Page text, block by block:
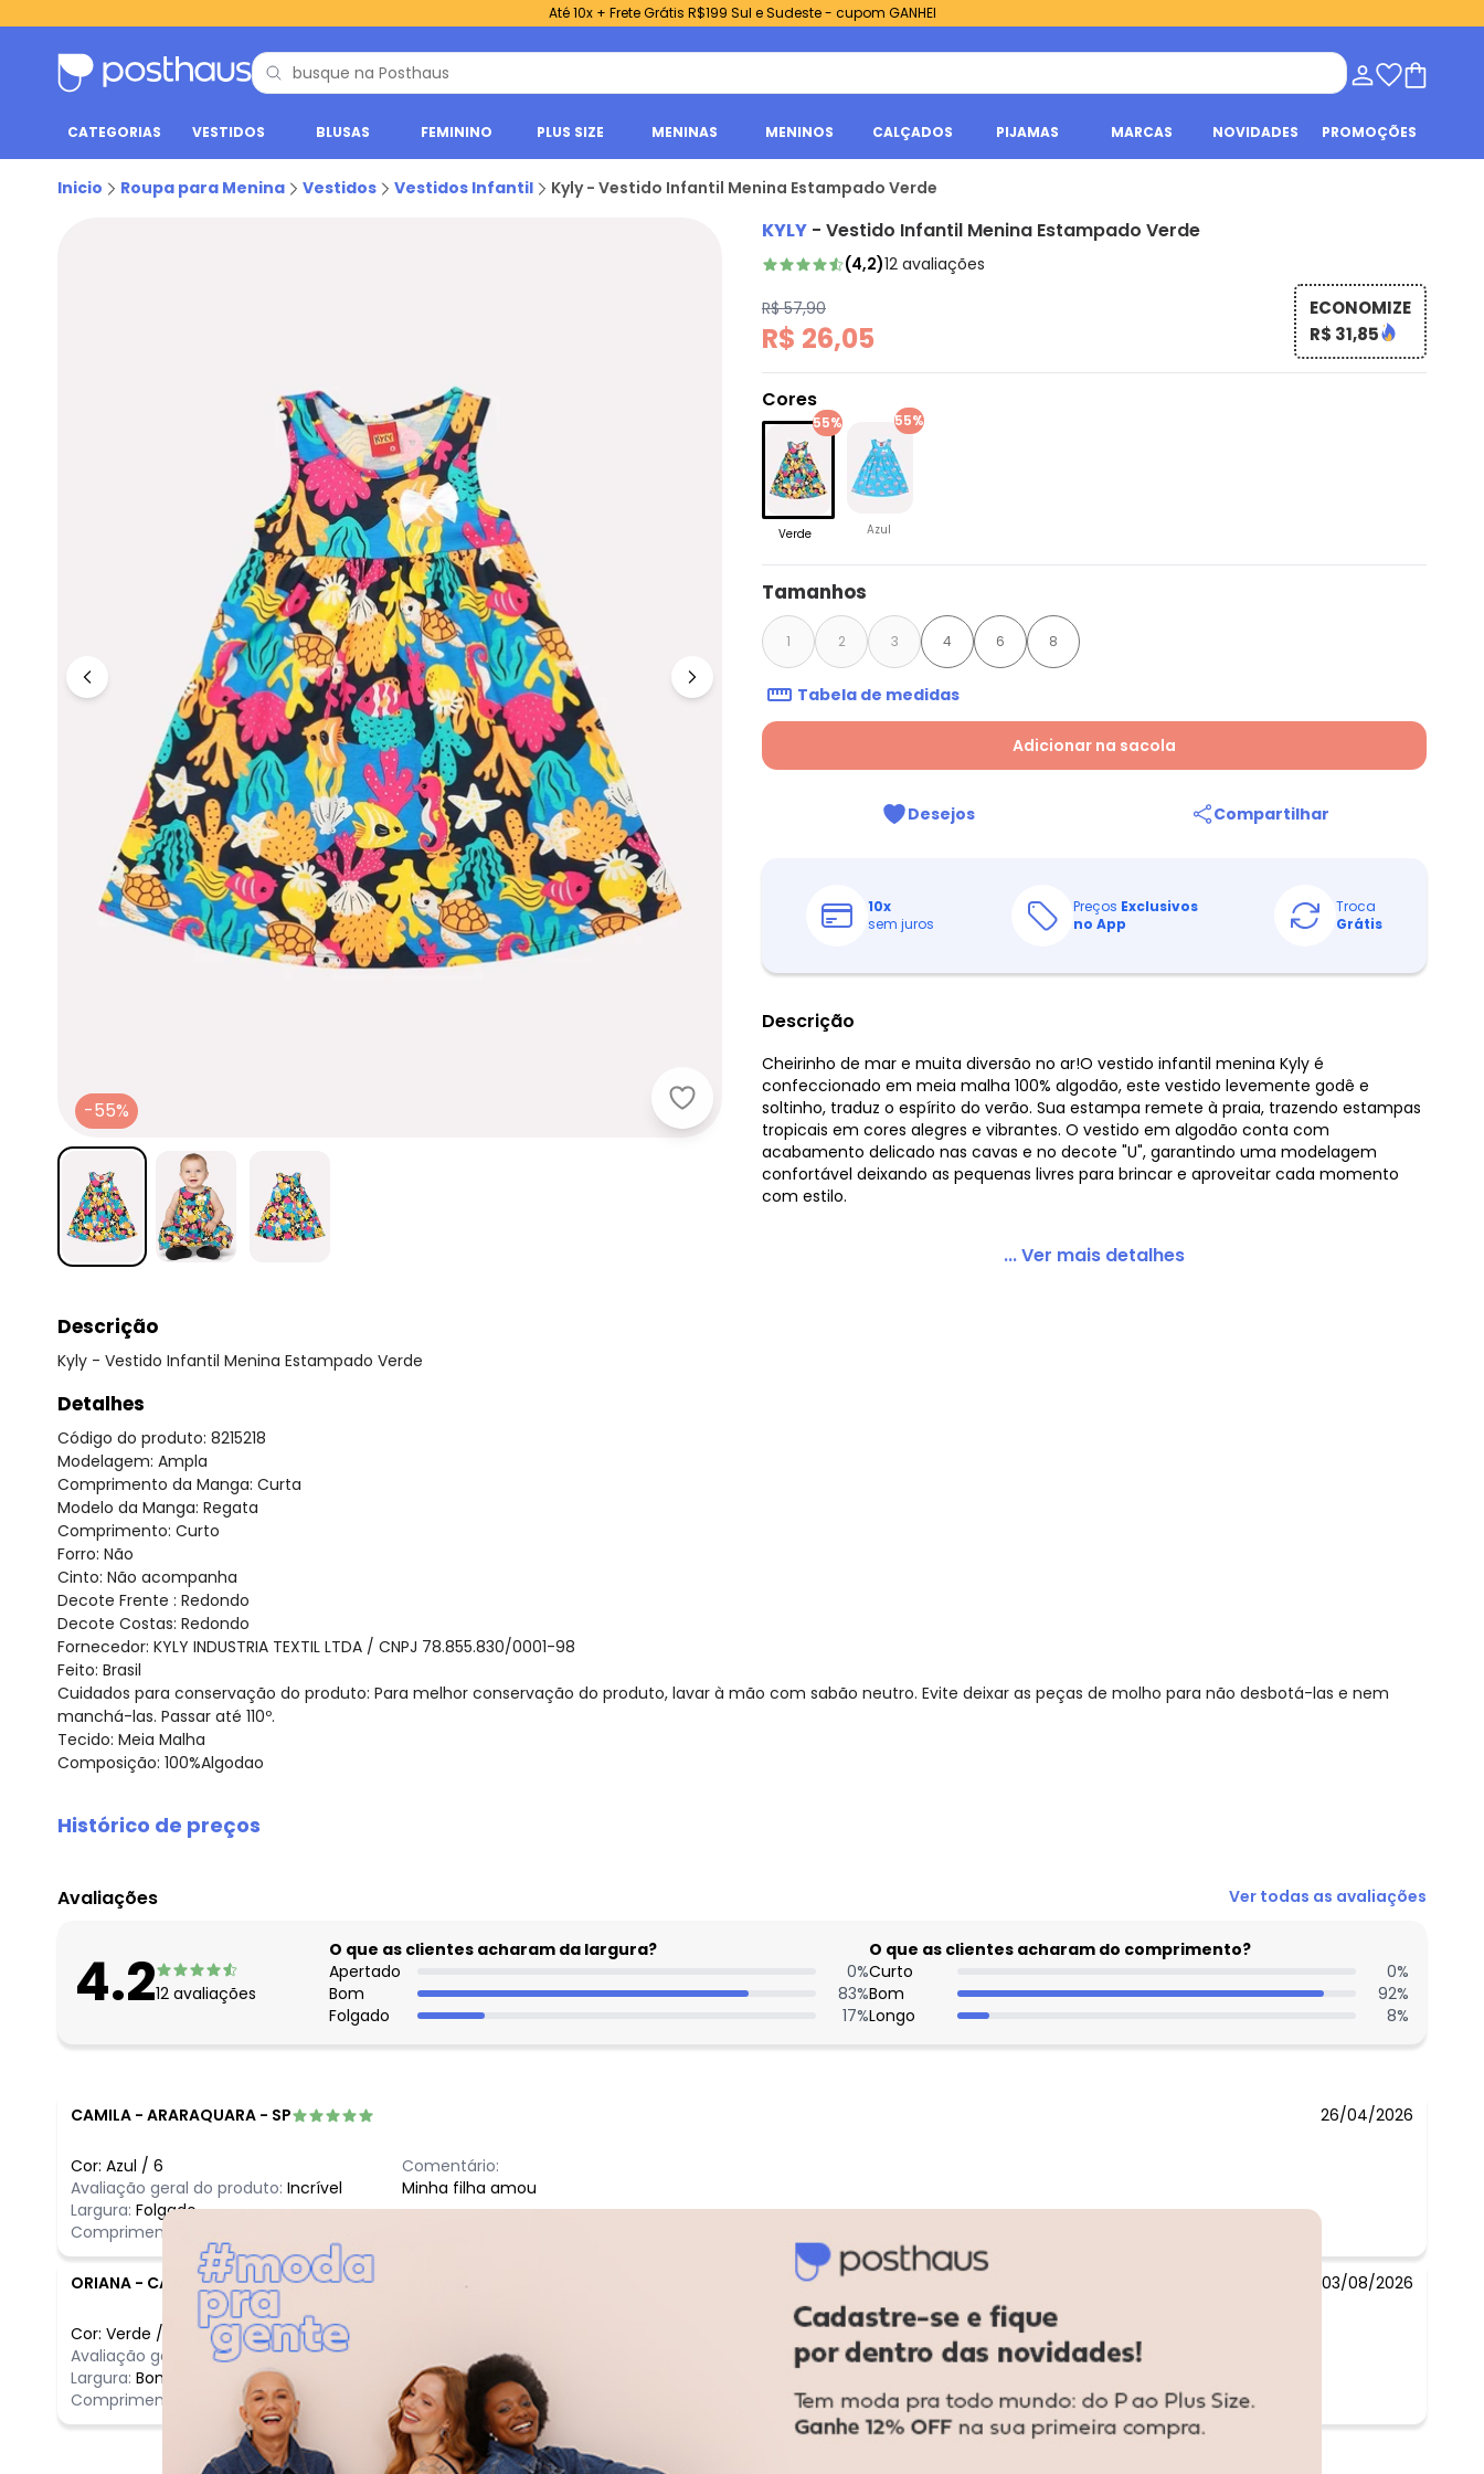
Até 10x + Frete Grátis R$199 Sul e Sudeste - cupom GANHEI
CATEGORIAS VESTIDOS BLUSAS FEMININO PLUS SIZE MENINAS MENINOS CALÇADOS PIJAMAS MARCAS NOVIDADES PROMOÇÕES
Inicio Roupa para Menina Vestidos Vestidos Infantil Kyly - Vestido Infantil Menina Estampado Verde
Kyly - Vestido Infantil Menina Estampado Verde
-55%
KYLY - Vestido Infantil Menina Estampado Verde
(4,2)12 avaliações
R$ 57,90
R$ 26,05
ECONOMIZE
R$ 31,85
Cores
55%
Verde
55%
Azul
Tamanhos
1 2 3 4 6 8
Tabela de medidas
Adicionar na sacola
Desejos Compartilhar
10x
sem juros
Preços Exclusivos
no App
Troca
Grátis
Descrição
Cheirinho de mar e muita diversão no ar!O vestido infantil menina Kyly é
confeccionado em meia malha 100% algodão, este vestido levemente godê e
soltinho, traduz o espírito do verão. Sua estampa remete à praia, trazendo estampas
tropicais em cores alegres e vibrantes. O vestido em algodão conta com
acabamento delicado nas cavas e no decote "U", garantindo uma modelagem
confortável deixando as pequenas livres para brincar e aproveitar cada momento
com estilo.
... Ver mais detalhes
Descrição
Kyly - Vestido Infantil Menina Estampado Verde
Detalhes
Código do produto: 8215218
Modelagem: Ampla
Comprimento da Manga: Curta
Modelo da Manga: Regata
Comprimento: Curto
Forro: Não
Cinto: Não acompanha
Decote Frente : Redondo
Decote Costas: Redondo
Fornecedor: KYLY INDUSTRIA TEXTIL LTDA / CNPJ 78.855.830/0001-98
Feito: Brasil
Cuidados para conservação do produto: Para melhor conservação do produto, lavar à mão com sabão neutro. Evite deixar as peças de molho para não desbotá-las e nem
manchá-las. Passar até 110º.
Tecido: Meia Malha
Composição: 100%Algodao
Histórico de preços
agosto/2026
N/D*
maio/2026 R$ 26,05
abril/2026 R$ 26,05
R$ 23,16
fevereiro/2026 R$ 28,95
Avaliações Ver todas as avaliações
4.212 avaliações
O que as clientes acharam da largura?
Apertado
0%
Bom
83%
Folgado
17%
O que as clientes acharam do comprimento?
Curto
0%
Bom
92%
Longo
8%
CAMILA - ARARAQUARA - SP 26/04/2026
Cor: Azul / 6
Avaliação geral do produto: Incrível
Largura: Folgado
Comprimento:
Comentário:
Minha filha amou
ORIANA - CAMPINA GRANDE - PB 03/08/2026
Cor: Verde /
Avaliação geral do produto: Incrível
Largura: Bom
Comprimento:
Ver todas as avaliações